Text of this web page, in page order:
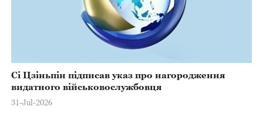
Сі Цзіньпін підписав указ про нагородження
видатного військовослужбовця
31-Jul-2026